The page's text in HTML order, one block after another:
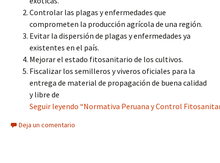
Controlar las plagas y enfermedades que
comprometen la producción agrícola de una región.
Evitar la dispersión de plagas y enfermedades ya
existentes en el país.
Mejorar el estado fitosanitario de los cultivos.
Fiscalizar los semilleros y viveros oficiales para la
entrega de material de propagación de buena calidad
y libre de
Seguir leyendo “Normativa Peruana y Control
Deja un comentario